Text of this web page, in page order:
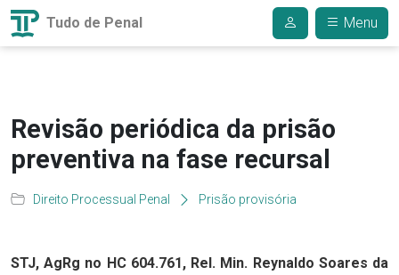
Tudo de Penal Menu
Revisão periódica da prisão
preventiva na fase recursal
Direito Processual Penal Prisão provisória
STJ, AgRg no HC 604.761, Rel. Min. Reynaldo Soares da